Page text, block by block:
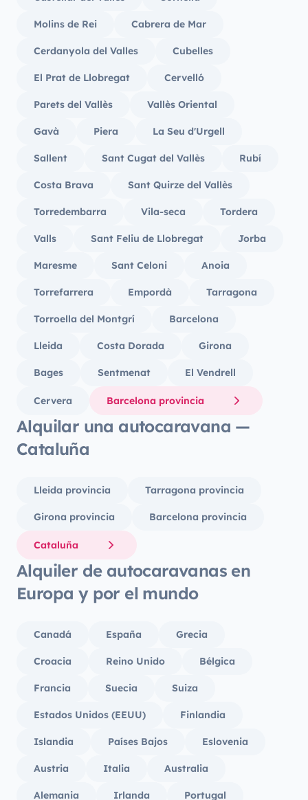
Molins de Rei Cabrera de Mar
Cerdanyola del Valles Cubelles
El Prat de Llobregat Cervelló
Parets del Vallès Vallès Oriental
Gavà Piera La Seu d'Urgell
Sallent Sant Cugat del Vallès Rubí
Costa Brava Sant Quirze del Vallès
Torredembarra Vila-seca Tordera
Valls Sant Feliu de Llobregat Jorba
Maresme Sant Celoni Anoia
Torrefarrera Empordà Tarragona
Torroella del Montgrí Barcelona
Lleida Costa Dorada Girona
Bages Sentmenat El Vendrell
Cervera Barcelona provincia
Alquilar una autocaravana —
Cataluña
Lleida provincia Tarragona provincia
Girona provincia Barcelona provincia
Cataluña
Alquiler de autocaravanas en
Europa y por el mundo
Canadá España Grecia
Croacia Reino Unido Bélgica
Francia Suecia Suiza
Estados Unidos (EEUU) Finlandia
Islandia Países Bajos Eslovenia
Austria Italia Australia
Alemania Irlanda Portugal